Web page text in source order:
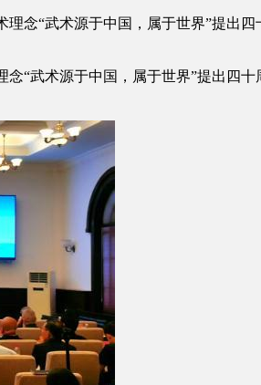
念“武术源于中国，属于世界”提出
“武术源于中国，属于世界”提出四十